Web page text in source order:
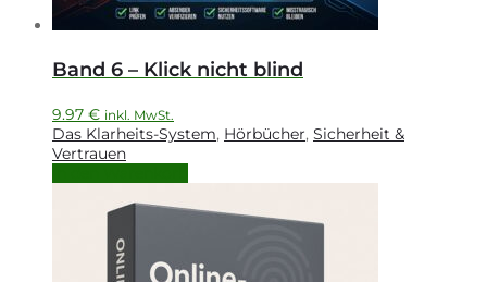
Band 6 – Klick nicht blind
9.97 € inkl. MwSt.
Das Klarheits-System, Hörbücher, Sicherheit &
Vertrauen